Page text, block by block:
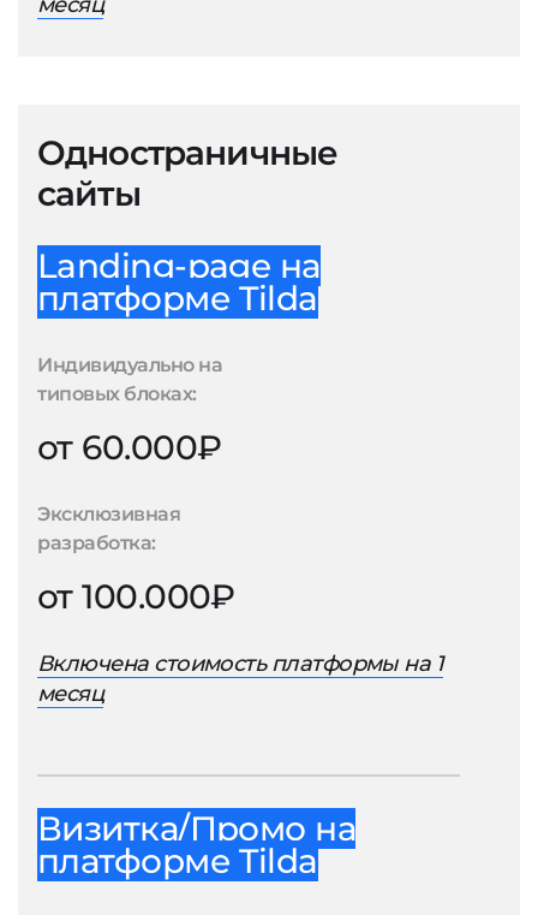
Одностраничные
сайты
Landing-page на
платформе Tilda
Индивидуально на
типовых блоках:
от 60.000₽
Эксклюзивная
разработка:
от 100.000₽
Включена стоимость платформы на 1
месяц
Визитка/Промо на
платформе Tilda